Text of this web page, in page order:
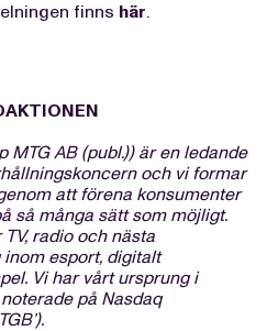
finns här.
MTG AB (publ.)) är en ledande
och vi formar
att förena konsumenter
så många sätt som möjligt.
radio och nästa
esport, digitalt
Vi har vårt ursprung i
på Nasdaq